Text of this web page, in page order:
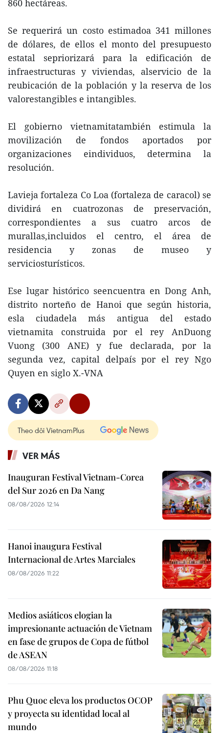
860 hectáreas.
Se requerirá un costo estimadoa 341 millones
de dólares, de ellos el monto del presupuesto
estatal sepriorizará para la edificación de
infraestructuras y viviendas, alservicio de la
reubicación de la población y la reserva de los
valorestangibles e intangibles.
El gobierno vietnamitatambién estimula la
movilización de fondos aportados por
organizaciones eindividuos, determina la
resolución.
Lavieja fortaleza Co Loa (fortaleza de caracol) se
dividirá en cuatrozonas de preservación,
correspondientes a sus cuatro arcos de
murallas,incluidos el centro, el área de
residencia y zonas de museo y
serviciosturísticos.
Ese lugar histórico seencuentra en Dong Anh,
distrito norteño de Hanoi que según historia,
esla ciudadela más antigua del estado
vietnamita construida por el rey AnDuong
Vuong (300 ANE) y fue declarada, por la
segunda vez, capital delpaís por el rey Ngo
Quyen en siglo X.-VNA
Theo dõi VietnamPlus
VER MÁS
Inauguran Festival Vietnam-Corea
del Sur 2026 en Da Nang
08/08/2026 12:14
Hanoi inaugura Festival
Internacional de Artes Marciales
08/08/2026 11:22
Medios asiáticos elogian la
impresionante actuación de Vietnam
en fase de grupos de Copa de fútbol
de ASEAN
08/08/2026 11:18
Phu Quoc eleva los productos OCOP
y proyecta su identidad local al
mundo